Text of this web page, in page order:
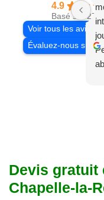
4.9
Basé sur 27
Voir tous les avis
Évaluez-nous sur
Devis gratuit
Chapelle-la-